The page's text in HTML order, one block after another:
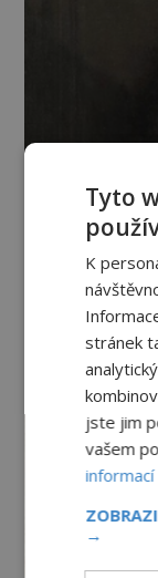
Tyto
K
stránek
jste jim
vašem
informací
→